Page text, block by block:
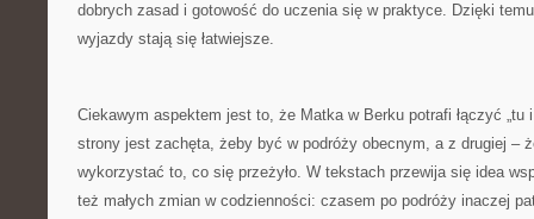
dobrych zasad i gotowość do uczenia się w praktyce. Dzięki
wyjazdy stają się łatwiejsze.
Ciekawym aspektem jest to, że Matka w Berku potrafi łączyć „tu i
strony jest zachęta, żeby być w podróży obecnym, a z drugiej –
wykorzystać to, co się przeżyło. W tekstach przewija się idea
też małych zmian w codzienności: czasem po podróży inaczej